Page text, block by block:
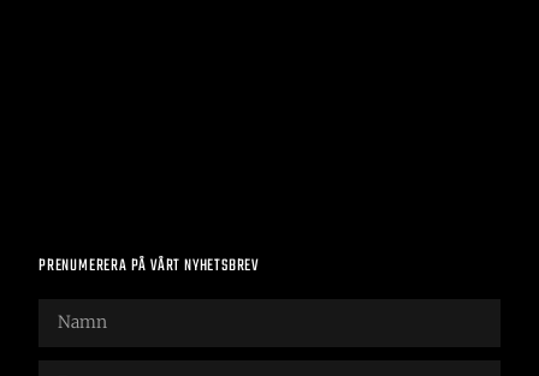
PRENUMERERA PÅ VÅRT NYHETSBREV